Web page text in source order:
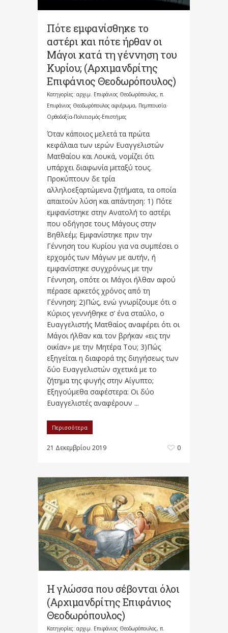
Πότε εμφανίσθηκε το
αστέρι και πότε ήρθαν οι
Μάγοι κατά τη γέννηση του
Κυρίου; (Αρχιμανδρίτης
Επιφάνιος Θεοδωρόπουλος)
Κατηγορίες: αρχιμ. Επιφάνιος Θεοδωρόπουλος, π.
Επιφάνιος Θεοδωρόπουλος αφιέρωμα, Πεμπτουσία·
Ορθοδοξία-Πολιτισμός-Επιστήμες
Όταν κάποιος μελετά τα πρώτα
κεφάλαια των ιερών Ευαγγελιστών
Ματθαίου και Λουκά, νομίζει ότι
υπάρχει διαφωνία μεταξύ τους.
Προκύπτουν δε τρία
αλληλοεξαρτώμενα ζητήματα, τα οποία
απαιτούν λύση και απάντηση: 1) Πότε
εμφανίστηκε στην Ανατολή το αστέρι
που οδήγησε τους Μάγους στην
Βηθλεέμ; Εμφανίστηκε πριν την
Γέννηση του Κυρίου για να συμπέσει ο
ερχομός των Μάγων με αυτήν, ή
εμφανίστηκε συγχρόνως με την
Γέννηση, οπότε οι Μάγοι ήλθαν αφού
πέρασε αρκετός χρόνος από τη
Γέννηση; 2)Πώς, ενώ γνωρίζουμε ότι ο
Κύριος γεννήθηκε σ’ ένα σταύλο, ο
Ευαγγελιστής Ματθαίος αναφέρει ότι οι
Μάγοι ήλθαν και τον βρήκαν «εις την
οικίαν» με την Μητέρα Του; 3)Πώς
εξηγείται η διαφορά της διηγήσεως των
δύο Ευαγγελιστών σχετικά με το
ζήτημα της φυγής στην Αίγυπτο;
Εξηγούμεθα σαφέστερα: Οι δύο
Ευαγγελιστές αναφέρουν ...
Περισσότερα
21 Δεκεμβρίου 2019 0
Η γλώσσα που σέβονται όλοι
(Αρχιμανδρίτης Επιφάνιος
Θεοδωρόπουλος)
Κατηγορίες: αρχιμ. Επιφάνιος Θεοδωρόπουλος, π.